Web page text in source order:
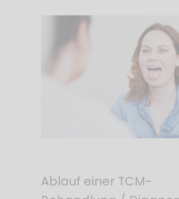
Ablauf einer TCM-